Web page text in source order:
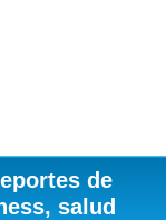
de
salud